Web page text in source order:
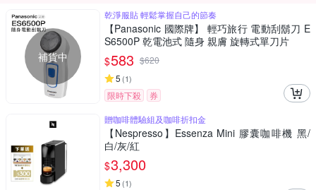
補貨中
乾淨服貼 輕鬆掌握自己的節奏
【Panasonic 國際牌】 輕巧旅行 電動刮鬍刀 E
S6500P 乾電池式 隨身 親膚 旋轉式單刀片
$583 $620
5 (1)
限時下殺
券
贈咖啡體驗組及咖啡折扣金
【Nespresso】Essenza Mini 膠囊咖啡機 黑/
白/灰/紅
$3,300
5 (1)